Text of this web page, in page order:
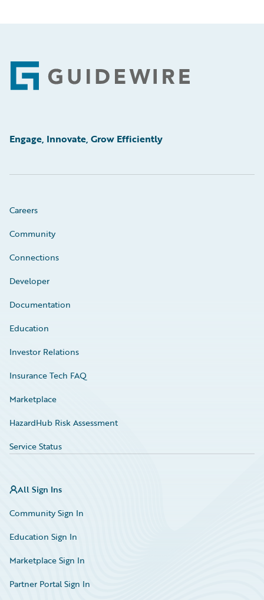
Footer
Engage, Innovate, Grow Efficiently
Careers
Community
Connections
Developer
Documentation
Education
Investor Relations
Insurance Tech FAQ
Marketplace
HazardHub Risk Assessment
Service Status
All Sign Ins
Community Sign In
Education Sign In
Marketplace Sign In
Partner Portal Sign In